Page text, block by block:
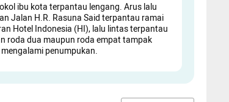
ibu kota terpantau lengang. Arus lalu
Jalan H.R. Rasuna Said terpantau ramai
Hotel Indonesia (HI), lalu lintas terpantau
roda dua maupun roda empat tampak
penumpukan.